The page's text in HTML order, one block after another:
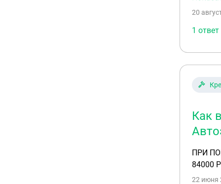
20
1 ответ
Как
ПРИ
84000
22 июня